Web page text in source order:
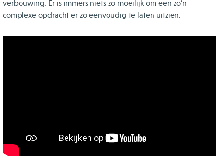
verbouwing. Er is immers niets zo moeilijk om een zo’n
complexe opdracht er zo eenvoudig te laten uitzien.